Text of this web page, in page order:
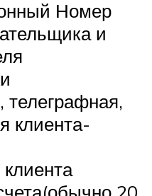
Номер
и
клиента-